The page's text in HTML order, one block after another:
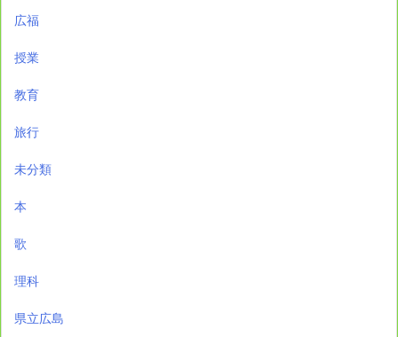
広福
授業
教育
旅行
未分類
本
歌
理科
県立広島